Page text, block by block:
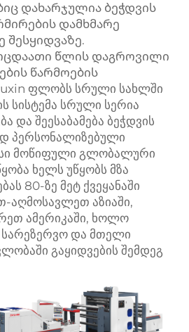
დახარჯულია ბეჭდვის
დამხმარე
შესყიდვაზე.
წლის დაგროვილი
წარმოების
ფლობს სრული სახლში
სისტემა სრული სერია
და შეესაბამება ბეჭდვის
პერსონალიზებული
მოწიფული გლობალური
ხელს უწყობს მზა
80-ზე მეტ ქვეყანაში
აღმოსავლეთ აზიაში,
ამერიკაში, ხოლო
და მთელი
გაყიდვების შემდეგ